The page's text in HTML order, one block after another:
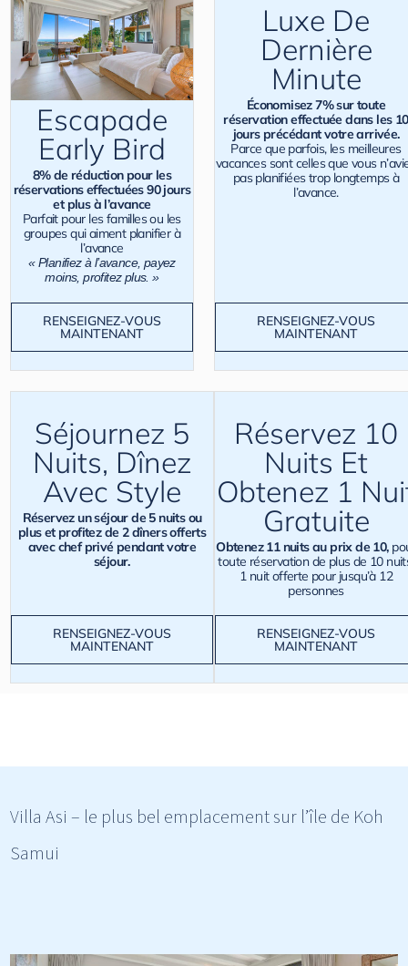
Escapade
Early Bird
8% de réduction pour les
réservations effectuées 90 jours
et plus à l’avance
Parfait pour les familles ou les
groupes qui aiment planifier à
l’avance
« Planifiez à l’avance, payez
moins, profitez plus. »
RENSEIGNEZ-VOUS
MAINTENANT
Luxe De
Dernière
Minute
Économisez 7% sur toute
réservation effectuée dans les 10
jours précédant votre arrivée.
Parce que parfois, les meilleures
vacances sont celles que vous
pas planifiées trop longtemps à
l’avance.
RENSEIGNEZ-VOUS
MAINTENANT
Séjournez 5
Nuits, Dînez
Avec Style
Réservez un séjour de 5 nuits ou
plus et profitez de 2 dîners offerts
avec chef privé pendant votre
séjour.
RENSEIGNEZ-VOUS
MAINTENANT
Réservez 10
Nuits Et
Obtenez 1
Gratuite
Obtenez 11 nuits au prix de 10,
toute réservation de plus de 10
1 nuit offerte pour jusqu’à 12
personnes
RENSEIGNEZ-VOUS
MAINTENANT
Villa Asi – le plus bel emplacement sur l’île de Koh
Samui